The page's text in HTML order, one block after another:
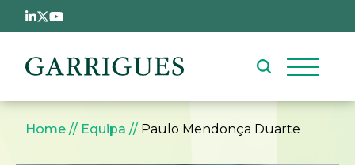
Passar para o conteúdo principal
Navegação estrutural
Home Equipa Paulo Mendonça Duarte